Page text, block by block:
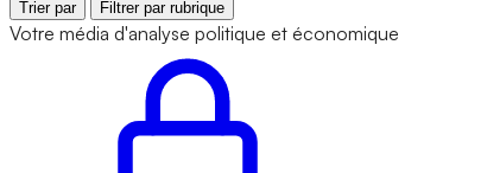
Trier par Filtrer par rubrique
Votre média d'analyse politique et économique